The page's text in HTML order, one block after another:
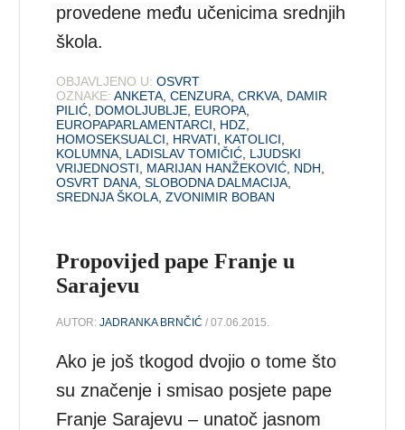
provedene među učenicima srednjih
škola.
OBJAVLJENO U: OSVRT
OZNAKE: ANKETA ,CENZURA ,CRKVA DAMIR
PILIĆ DOMOLJUBLJE EUROPA
EUROPAPARLAMENTARCI
HDZ
HOMOSEKSUALCI
HRVATI KATOLICI
KOLUMNA LADISLAV TOMIČIĆ LJUDSKI
VRIJEDNOSTI
MARIJAN HANŽEKOVIĆ NDH
OSVRT DANA ,SLOBODNA DALMACIJA
SREDNJA ŠKOLA ,ZVONIMIR BOBAN
Propovijed pape Franje u
Sarajevu
AUTOR:JADRANKA BRNČIĆ / 07.06.2015.
Ako je još tkogod dvojio o tome što
su značenje i smisao posjete pape
Franje Sarajevu – unatoč jasnom